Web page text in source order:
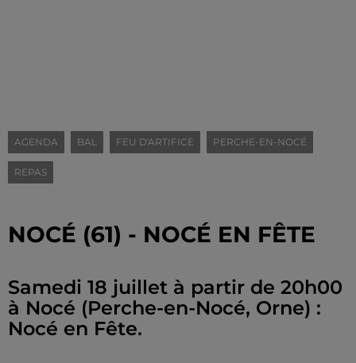
AGENDA BAL FEU D'ARTIFICE PERCHE-EN-NOCÉ
REPAS
NOCÉ (61) - NOCÉ EN FÊTE
Samedi 18 juillet à partir de 20h00
à Nocé (Perche-en-Nocé, Orne) :
Nocé en Fête.